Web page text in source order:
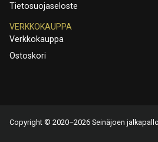
Tietosuojaseloste
VERKKOKAUPPA
Verkkokauppa
Ostoskori
Copyright © 2020–2026 Seinäjoen